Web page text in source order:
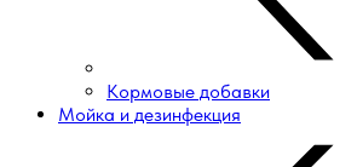
Кормовые добавки
Мойка и дезинфекция